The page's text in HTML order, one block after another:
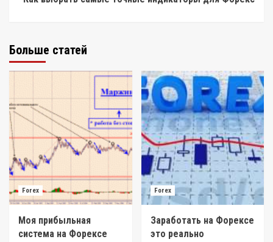
Больше статей
Forex
Моя прибыльная
система на Форексе
Forex
Заработать на Форексе
это реально